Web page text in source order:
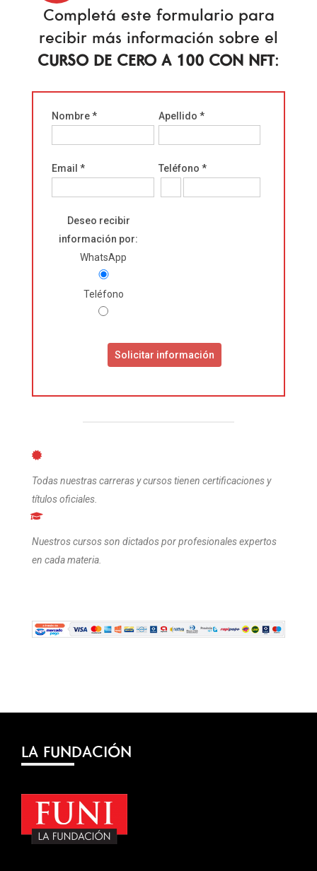
Completá este formulario para
recibir más información sobre el
CURSO DE CERO A 100 CON NFT:
Nombre * Apellido *
Email * Teléfono *
Deseo recibir
información por:
WhatsApp
Teléfono
Todas nuestras carreras y cursos tienen certificaciones y
títulos oficiales.
Nuestros cursos son dictados por profesionales expertos
en cada materia.
LA FUNDACIÓN